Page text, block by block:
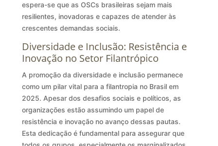
espera-se que as OSCs brasileiras sejam mais
resilientes, inovadoras e capazes de atender às
crescentes demandas sociais.
Diversidade e Inclusão: Resistência e
Inovação no Setor Filantrópico
A promoção da diversidade e inclusão permanece
como um pilar vital para a filantropia no Brasil em
2025. Apesar dos desafios sociais e políticos, as
organizações estão assumindo um papel de
resistência e inovação no avanço dessas pautas.
Esta dedicação é fundamental para assegurar que